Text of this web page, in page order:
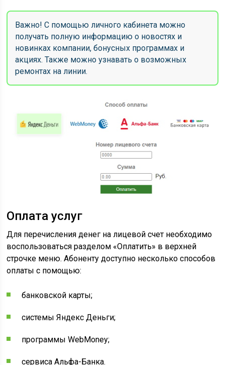
Важно! С помощью личного кабинета можно
получать полную информацию о новостях и
новинках компании, бонусных программах и
акциях. Также можно узнавать о возможных
ремонтах на линии.
Оплата услуг
Для перечисления денег на лицевой счет необходимо
воспользоваться разделом «Оплатить» в верхней
строчке меню. Абоненту доступно несколько способов
оплаты с помощью:
банковской карты;
системы Яндекс Деньги;
программы WebMoney;
сервиса Альфа-Банка.